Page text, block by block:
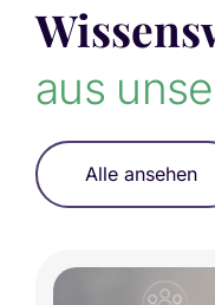
aus
Alle ansehen